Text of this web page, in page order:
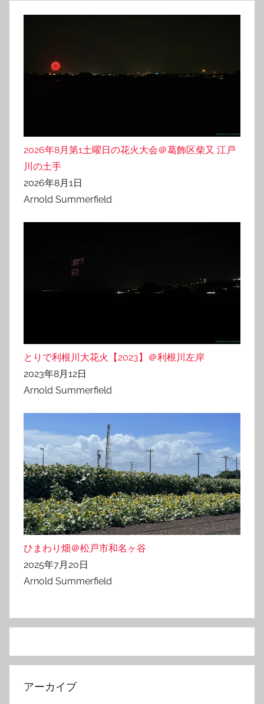
2026年8月第1土曜日の花火大会＠葛飾区柴又 江戸
川の土手
2026年8月1日
Arnold Summerfield
とりで利根川大花火【2023】＠利根川左岸
2023年8月12日
Arnold Summerfield
ひまわり畑＠松戸市和名ヶ谷
2025年7月20日
Arnold Summerfield
アーカイブ